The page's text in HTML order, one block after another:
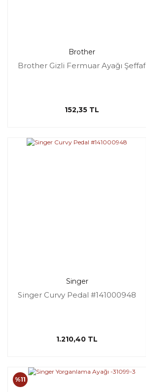
Brother
Brother Gizli Fermuar Ayağı Şeffaf
152,35 TL
Singer
Singer Curvy Pedal #141000948
1.210,40 TL
%11